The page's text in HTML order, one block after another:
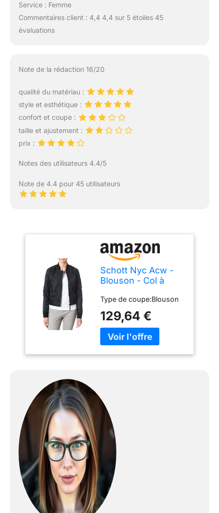
Service : Femme
Commentaires client : 4,4 4,4 sur 5 étoiles 45
évaluations
Note de la rédaction 16/20
qualité du matériau :
style et esthétique :
confort et coupe :
taille et ajustement :
prix :
Notes des utilisateurs 4.4/5
Note de 4.4 pour 45 utilisateurs
Schott Nyc Acw -
Blouson - Col à
Manches longues -
Femme - Noir
(Black) - FR: 34
(Taille fabricant: XS)
Type de coupe:Blouson
129,64 €